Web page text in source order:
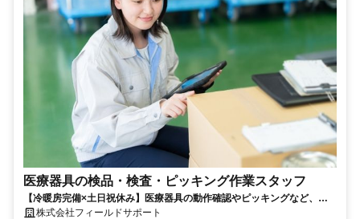
医療器具の検品・検査・ピッキング作業スタッフ
【冷暖房完備×土日祝休み】医療器具の動作確認やピッキングなど、未
経験でも座ってできる楽々作業あり！
株式会社フィールドサポート